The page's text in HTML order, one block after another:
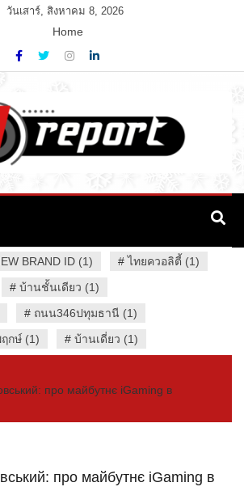
วันเสาร์, สิงหาคม 8, 2026
Home
BRAND ID (1) #ไทยควอลิตี้ (1)
# บ้านชั้นเดียว (1)
# ถนน346ปทุมธานี (1)
กษ์ (1) # บ้านเดี่ยว (1)
про майбутнє iGaming в
про майбутнє iGaming в